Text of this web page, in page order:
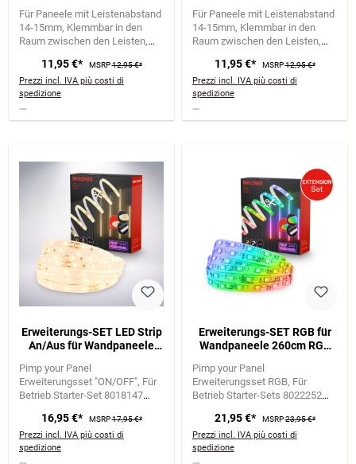
Klemmbar, Kürzbar, Schwarz
Für Paneele mit Leistenabstand
14-15mm Klemmbar in den
Raum zwischen den Leisten
11,95 €* MSRP12,95 €*
Prezzi incl. IVA più costi di
spedizione
Klemmbar, Kürzbar, Weiß
Für Paneele mit Leistenabstand
14-15mm Klemmbar in den
Raum zwischen den Leisten
11,95 €* MSRP12,95 €*
Prezzi incl. IVA più costi di
spedizione
Erweiterungs-SET LED Strip
An/Aus für Wandpaneele
selbstklebend, Weiß
Pimp your Panel
Erweiterungsset "ON/OFF" Für
Betrieb Starter-Set 8018147
Verlängerung
16,95 €* MSRP17,95 €*
Prezzi incl. IVA più costi di
spedizione
Erweiterungs-SET RGB für
Wandpaneele 260cm RGB
Verlängerung
Pimp your Panel
Erweiterungsset RGB Für
Betrieb Starter-Sets 8022252
Verlängerung
21,95 €* MSRP23,95 €*
Prezzi incl. IVA più costi di
spedizione